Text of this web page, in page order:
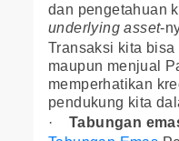
dan pengetahuan
underlying asset-
Transaksi kita
maupun menjual
memperhatikan
pendukung kita
· Tabungan